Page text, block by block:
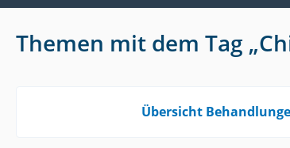
Themen mit dem Tag
Übersicht